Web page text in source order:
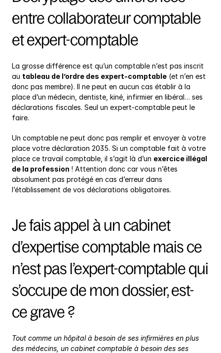
entre collaborateur comptable
et expert-comptable
La grosse différence est qu’un comptable n’est pas inscrit
au tableau de l’ordre des expert-comptable (et n’en est
donc pas membre). Il ne peut en aucun cas établir à la
place d’un médecin, dentiste, kiné, infirmier en libéral… ses
déclarations fiscales. Seul un expert-comptable peut le
faire.
Un comptable ne peut donc pas remplir et envoyer à votre
place votre déclaration 2035. Si un comptable fait à votre
place ce travail comptable, il s’agit là d’un exercice illégal
de la profession ! Attention donc car vous n’êtes
absolument pas protégé en cas d’erreur dans
l’établissement de vos déclarations obligatoires.
Je fais appel à un cabinet
d’expertise comptable mais ce
n’est pas l’expert-comptable qui
s’occupe de mon dossier, est-
ce grave ?
Tout comme un hôpital à besoin de ses infirmières en plus
des médecins, un cabinet comptable à besoin des ses